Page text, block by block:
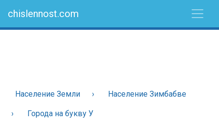
chislennost.com
Население Земли Население Зимбабве
Города на букву У